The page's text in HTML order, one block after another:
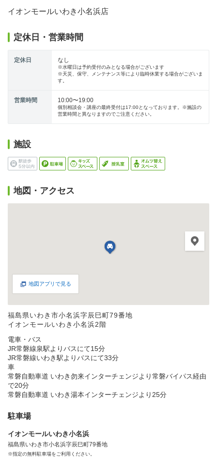
イオンモールいわき小名浜店
定休日・営業時間
定休日 なし
※水曜日は予約受付のみとなる場合がございます
※天災、保守、メンテナンス等により臨時休業する場合がございま
す。
営業時間 10:00〜19:00
個別相談会・講座の最終受付は17:00となっております。※施設の
営業時間と異なりますのでご注意ください。
施設
地図・アクセス
地図アプリで見る
福島県いわき市小名浜字辰巳町79番地
イオンモールいわき小名浜2階
電車・バス
JR常磐線泉駅よりバスにて15分
JR常磐線いわき駅よりバスにて33分
車
常磐自動車道 いわき勿来インターチェンジより常磐バイパス経由
で20分
常磐自動車道 いわき湯本インターチェンジより25分
駐車場
イオンモールいわき小名浜
福島県いわき市小名浜字辰巳町79番地
※指定の無料駐車場をご利用ください。